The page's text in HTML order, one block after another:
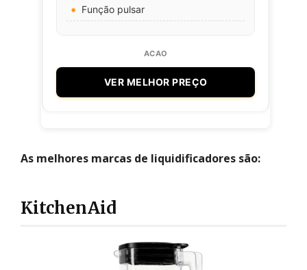
Função pulsar
VER MELHOR PREÇO
As melhores marcas de liquidificadores são:
KitchenAid